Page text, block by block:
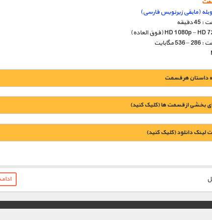
(مابقی زیرنویس فارسی)
داستان هر قسمت
بخشی از قسمت ها (کلیک کنید)
لينک دانلود (کليک کنيد)
1900 تومان – دانلود قسمت 1 (افزودن به سبد خريد)
1900 تومان – دانلود قسمت 2 (افزودن به سبد خريد)